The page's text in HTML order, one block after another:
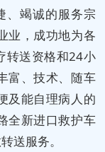
、竭诚的服务宗
业，成功地为各
转送资格和24小
富、技术、随车
及能自理病人的
全新进口救护车
送服务。